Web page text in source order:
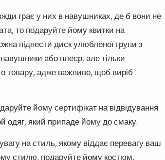
грає у них в навушниках, де б вони не
то подаруйте йому квитки на
піднести диск улюбленої групи з
або плеєр, але тільки
товару, адже важливо, щоб виріб
йому сертифікат на відвідування
одяг, який припаде йому до смаку.
на стиль, якому віддає перевагу ваш
стилю, подаруйте йому костюм,